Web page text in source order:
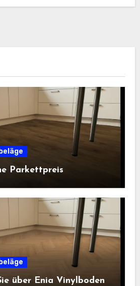
Parkettpreis
über Enia Vinylboden